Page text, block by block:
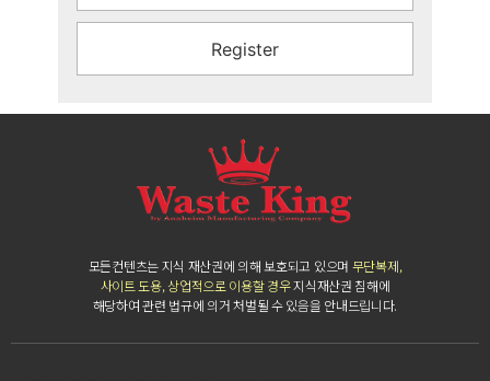
Register
모든컨텐츠는 지식 재산권에 의해 보호되고 있으며 무단복제,
사이트 도용, 상업적으로 이용할 경우지식재산권 침해에
해당하여 관련 법규에 의거 처벌될 수 있음을 안내드립니다.